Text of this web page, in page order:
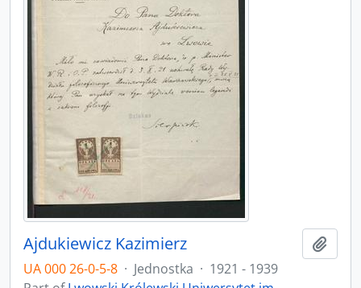
Ajdukiewicz Kazimierz
UA 000 26-0-5-8 · Jednostka · 1921 - 1939